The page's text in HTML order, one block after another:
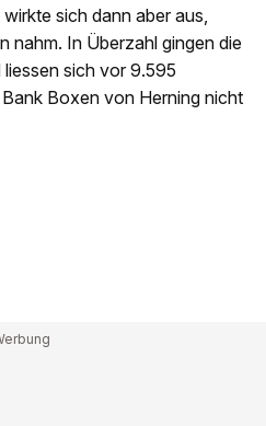
sich dann aber aus,
nahm. In Überzahl gingen die
sich vor 9.595
Boxen von Herning nicht